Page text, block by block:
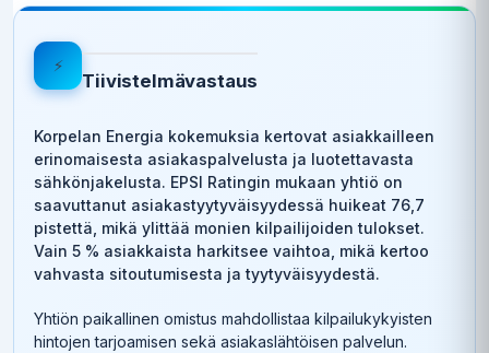
⚡
Tiivistelmävastaus
Korpelan Energia kokemuksia kertovat asiakkailleen
erinomaisesta asiakaspalvelusta ja luotettavasta
sähkönjakelusta. EPSI Ratingin mukaan yhtiö on
saavuttanut asiakastyytyväisyydessä huikeat 76,7
pistettä, mikä ylittää monien kilpailijoiden tulokset.
Vain 5 % asiakkaista harkitsee vaihtoa, mikä kertoo
vahvasta sitoutumisesta ja tyytyväisyydestä.
Yhtiön paikallinen omistus mahdollistaa kilpailukykyisten
hintojen tarjoamisen sekä asiakaslähtöisen palvelun.